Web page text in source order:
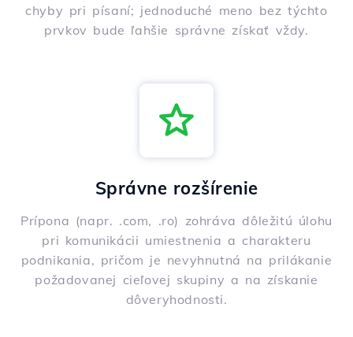
chyby pri písaní; jednoduché meno bez týchto
prvkov bude ľahšie správne získať vždy.
Správne rozšírenie
Prípona (napr. .com, .ro) zohráva dôležitú úlohu
pri komunikácii umiestnenia a charakteru
podnikania, pričom je nevyhnutná na prilákanie
požadovanej cieľovej skupiny a na získanie
dôveryhodnosti.